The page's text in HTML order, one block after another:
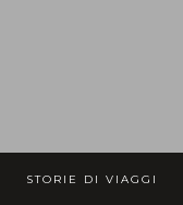
STORIE DI VIAGGI